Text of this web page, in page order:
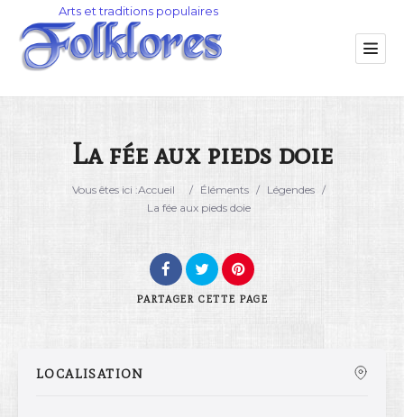
Catégorie
La fée aux pieds doie
Vous êtes ici :Accueil / Éléments / Légendes /
La fée aux pieds doie
PARTAGER CETTE PAGE
LOCALISATION